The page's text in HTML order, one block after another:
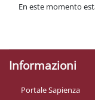
En este momento
Informazioni
Portale Sapienza